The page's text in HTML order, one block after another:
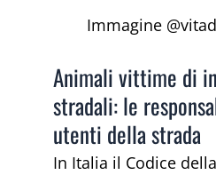
Immagine
Animali vittime di
stradali: le
utenti della strada
In Italia il Codice